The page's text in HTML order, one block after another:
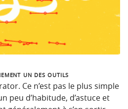
un des outils
Ce n’est pas le plus simple
peu d’habitude, d’astuce et